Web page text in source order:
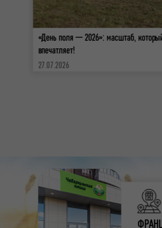
«День поля — 2026»: масштаб,
впечатляет!
27.07.2026